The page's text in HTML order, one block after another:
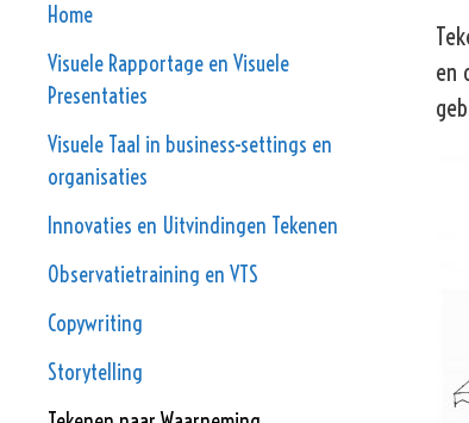
en
Home
Visuele Rapportage en Visuele
Presentaties
Visuele Taal in business-settings en
organisaties
Innovaties en Uitvindingen Tekenen
Observatietraining en VTS
Copywriting
Storytelling